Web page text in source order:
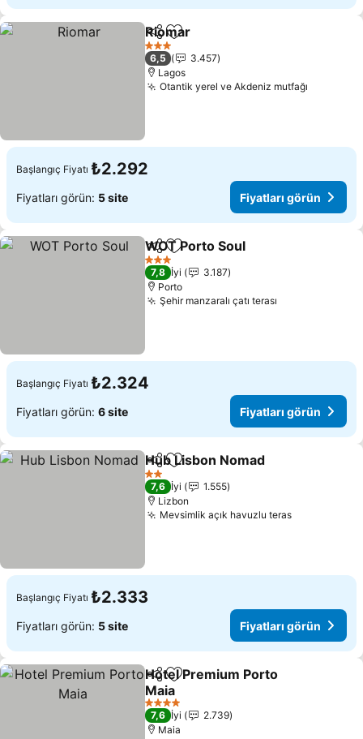
PaylaşFavorilerime ekle
Riomar
3 Yıldız
6,5
3.457
Lagos
Otantik yerel ve Akdeniz mutfağı
Başlangıç Fiyatı ₺2.292
Fiyatları görün: 5 site Fiyatları görün
PaylaşFavorilerime ekle
WOT Porto Soul
3 Yıldız
7,8 İyi
3.187
Porto
Şehir manzaralı çatı terası
Başlangıç Fiyatı ₺2.324
Fiyatları görün: 6 site Fiyatları görün
PaylaşFavorilerime ekle
Hub Lisbon Nomad
2 Yıldız
7,6 İyi
1.555
Lizbon
Mevsimlik açık havuzlu terasFiyatları
Başlangıç Fiyatı ₺2.333
Fiyatları görün: 5 site Fiyatları görün
PaylaşFavorilerime ekle
Hotel Premium Porto
Maia
Fiyatları görün
4 Yıldız
7,6 İyi
2.739
Maia